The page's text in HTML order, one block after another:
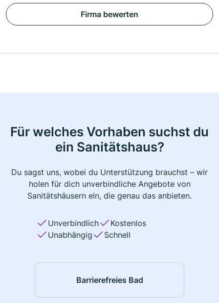
Firma bewerten
Für welches Vorhaben suchst du
ein Sanitätshaus?
Du sagst uns, wobei du Unterstützung brauchst – wir
holen für dich unverbindliche Angebote von
Sanitätshäusern ein, die genau das anbieten.
Unverbindlich
Kostenlos
Unabhängig
Schnell
Barrierefreies Bad